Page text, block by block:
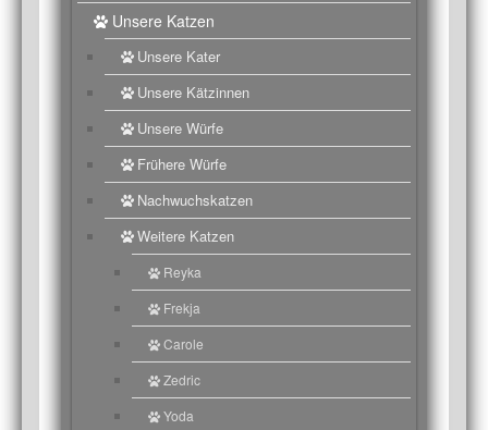
Unsere Katzen
Unsere Kater
Unsere Kätzinnen
Unsere Würfe
Frühere Würfe
Nachwuchskatzen
Weitere Katzen
Reyka
Frekja
Carole
Zedric
Yoda